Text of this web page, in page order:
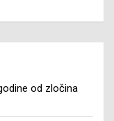
od zločina